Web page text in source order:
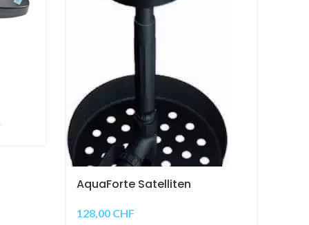
AquaForte Satelliten
128,00 CHF